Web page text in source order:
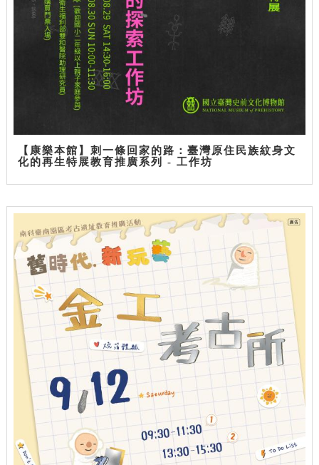
【康樂本館】刺一條回家的路：臺灣原住民族紋身文
化的再生特展教育推廣系列 - 工作坊